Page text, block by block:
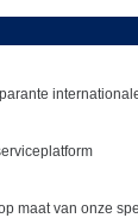
maat van onze